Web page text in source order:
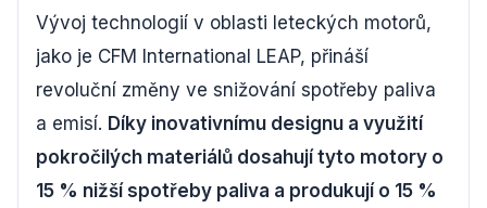
Vývoj technologií v oblasti leteckých motorů,
jako je CFM International LEAP, přináší
revoluční změny ve snižování spotřeby paliva
a emisí. Díky inovativnímu designu a využití
pokročilých materiálů dosahují tyto motory o
15 % nižší spotřeby paliva a produkují o 15 %